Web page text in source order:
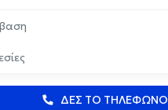
ΔΕΣ ΤΟ ΤΗΛΕΦΩΝΟ